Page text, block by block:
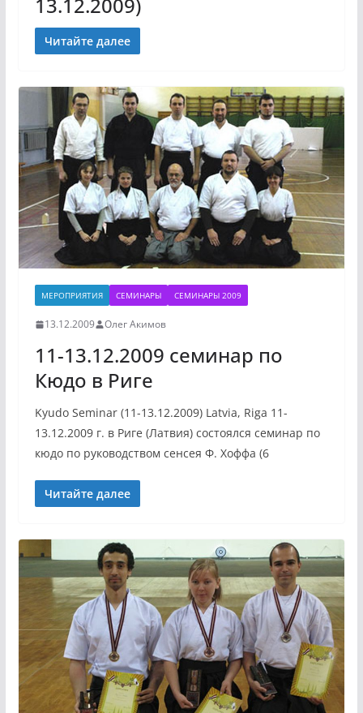
13.12.2009)
Читайте далее
МЕРОПРИЯТИЯ СЕМИНАРЫ СЕМИНАРЫ 2009
13.12.2009 Олег Акимов
11-13.12.2009 семинар по
Кюдо в Риге
Kyudo Seminar (11-13.12.2009) Latvia, Riga 11-
13.12.2009 г. в Риге (Латвия) состоялся семинар по
кюдо по руководством сенсея Ф. Хоффа (6
Читайте далее